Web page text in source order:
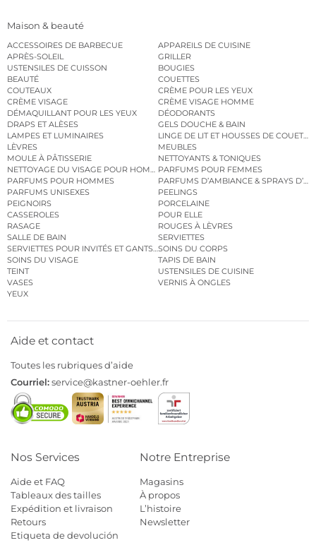
Maison & beauté
ACCESSOIRES DE BARBECUE
APPAREILS DE CUISINE
APRÈS-SOLEIL
GRILLER
USTENSILES DE CUISSON
BOUGIES
BEAUTÉ
COUETTES
COUTEAUX
CRÈME POUR LES YEUX
CRÈME VISAGE
CRÈME VISAGE HOMME
DÉMAQUILLANT POUR LES YEUX
DÉODORANTS
DRAPS ET ALÈSES
GELS DOUCHE & BAIN
LAMPES ET LUMINAIRES
LINGE DE LIT ET HOUSSES DE COUETTE
LÈVRES
MEUBLES
MOULE À PÂTISSERIE
NETTOYANTS & TONIQUES
NETTOYAGE DU VISAGE POUR HOMMESPARFUMS POUR FEMMES
PARFUMS POUR HOMMES
PARFUMS D’AMBIANCE & SPRAYS
PARFUMS UNISEXES
PEELINGS
PEIGNOIRS
PORCELAINE
CASSEROLES
POUR ELLE
RASAGE
ROUGES À LÈVRES
SALLE DE BAIN
SERVIETTES
SERVIETTES POUR INVITÉS ET GANTS DE TOILETTE
SOINS DU CORPS
SOINS DU VISAGE
TAPIS DE BAIN
TEINT
USTENSILES DE CUISINE
VASES
VERNIS À ONGLES
YEUX
Aide et contact
Toutes les rubriques d’aide
Courriel:service@kastner-oehler.fr
Nos Services
Aide et FAQ
Tableaux des tailles
Expédition et livraison
Retours
Etiqueta de devolución
Notre Entreprise
Magasins
À propos
L’histoire
Newsletter